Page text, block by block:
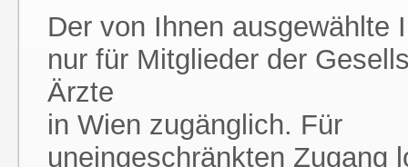
Der von Ihnen ausgewählte
nur für Mitglieder der
Ärzte
in Wien zugänglich. Für
uneingeschränkten Zugang